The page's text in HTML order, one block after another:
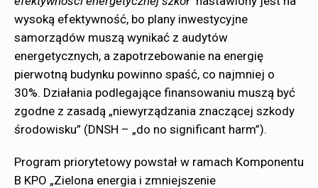
wysoką efektywność, bo plany inwestycyjne
samorządów muszą wynikać z audytów
energetycznych, a zapotrzebowanie na energię
pierwotną budynku powinno spaść, co najmniej o
30%. Działania podlegające finansowaniu muszą być
zgodne z zasadą „niewyrządzania znaczącej szkody
środowisku” (DNSH – „do no significant harm”).
Program priorytetowy powstał w ramach Komponentu
B KPO „Zielona energia i zmniejszenie